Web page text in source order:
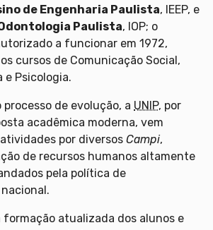
de Engenharia Paulista, IEEP, e
Paulista, IOP; o
a funcionar em 1972,
cursos de Comunicação Social,
e Psicologia.
processo de evolução, a UNIP, por
acadêmica moderna, vem
por diversos Campi,
de recursos humanos altamente
pela política de
formação atualizada dos alunos e